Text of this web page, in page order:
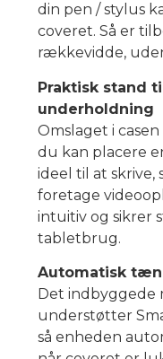
din pen / stylus
coveret. Så er
rækkevidde,
Praktisk stand
underholdning
Omslaget i
du kan placere
ideel til at
foretage
intuitiv og sikrer
tabletbrug.
Automatisk
Det indbyggede
understøtter
så enheden